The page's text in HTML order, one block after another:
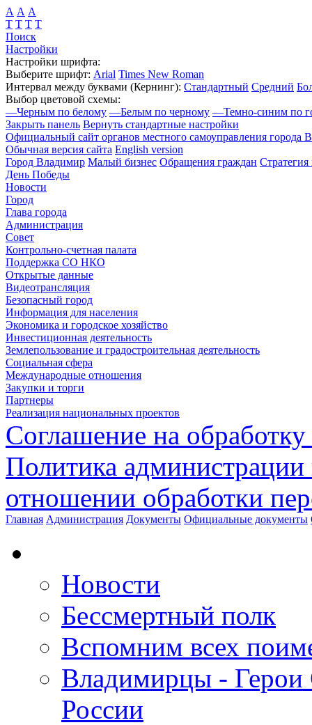
А А А
Т Т Т Т
Поиск
Настройки
Настройки шрифта:
Выберите шрифт: Arial Times New Roman
Интервал между буквами (Кернинг): Стандартный Средний
Выбор цветовой схемы:
—Черным по белому —Белым по черному —Темно-синим по
Закрыть панель Вернуть стандартные настройки
Официальный сайт органов местного самоуправления города
Обычная версия сайта English version
Город Владимир Малый бизнес Обращения граждан Стратегия
День Победы
Новости
Город
Глава города
Администрация
Совет
Контрольно-счетная палата
Поддержка СО НКО
Открытые данные
Видеотрансляция
Безопасный город
Информация для населения
Экономика и городское хозяйство
Инвестиционная деятельность
Землепользование и градостроительная деятельность
Социальная сфера
Международные отношения
Закупки и торги
Партнеры
Реализация национальных проектов
Соглашение на
Политика
отношении обработки
Главная Администрация Документы Официальные документы
Новости
Бессмертный полк
Вспомним всех
Владимирцы - Герои
России